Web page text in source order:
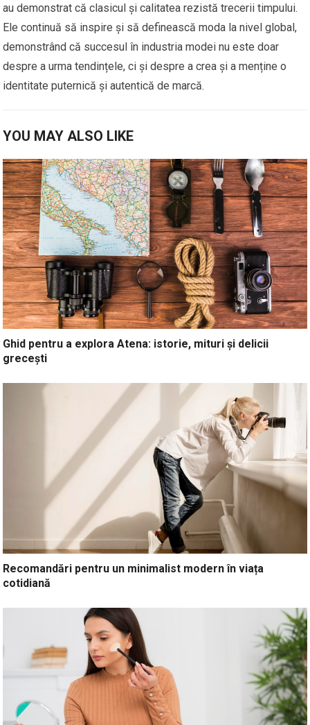
au demonstrat că clasicul și calitatea rezistă trecerii timpului.
Ele continuă să inspire și să definească moda la nivel global,
demonstrând că succesul în industria modei nu este doar
despre a urma tendințele, ci și despre a crea și a menține o
identitate puternică și autentică de marcă.
YOU MAY ALSO LIKE
Ghid pentru a explora Atena: istorie, mituri și delicii
grecești
Recomandări pentru un minimalist modern în viața
cotidiană